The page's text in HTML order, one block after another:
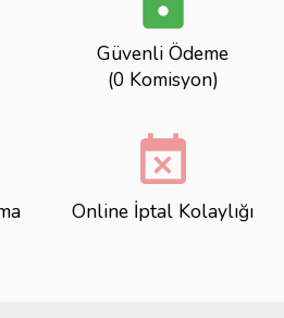
Güvenli Ödeme
(0 Komisyon)
event_busy
Online İptal Kolaylığı